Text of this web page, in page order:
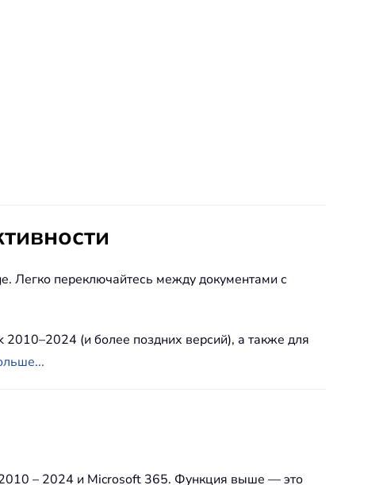
Легко переключайтесь между документами с
(и более поздних версий), а также для
– 2024 и Microsoft 365. Функция выше — это